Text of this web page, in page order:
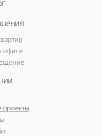
офисе
проекты